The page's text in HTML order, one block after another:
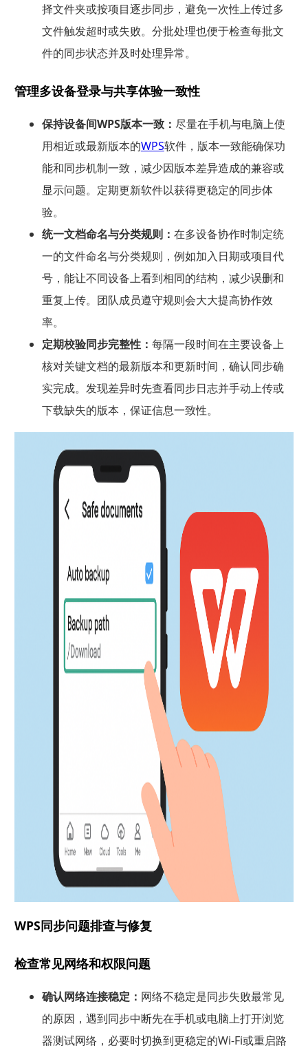
择文件夹或按项目逐步同步，避免一次性上传过多
文件触发超时或失败。分批处理也便于检查每批文
件的同步状态并及时处理异常。
管理多设备登录与共享体验一致性
保持设备间WPS版本一致： 尽量在手机与电脑上使
用相近或最新版本的WPS软件，版本一致能确保功
能和同步机制一致，减少因版本差异造成的兼容或
显示问题。定期更新软件以获得更稳定的同步体
验。
统一文档命名与分类规则： 在多设备协作时制定统
一的文件命名与分类规则，例如加入日期或项目代
号，能让不同设备上看到相同的结构，减少误删和
重复上传。团队成员遵守规则会大大提高协作效
率。
定期校验同步完整性： 每隔一段时间在主要设备上
核对关键文档的最新版本和更新时间，确认同步确
实完成。发现差异时先查看同步日志并手动上传或
下载缺失的版本，保证信息一致性。
WPS同步问题排查与修复
检查常见网络和权限问题
确认网络连接稳定： 网络不稳定是同步失败最常见
的原因，遇到同步中断先在手机或电脑上打开浏览
器测试网络，必要时切换到更稳定的Wi‑Fi或重启路